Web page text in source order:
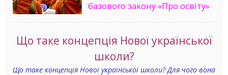
базового закону «Про освіту»
Що таке концепція Нової української
школи?
Що таке концепція Нової української школи? Для чого вона